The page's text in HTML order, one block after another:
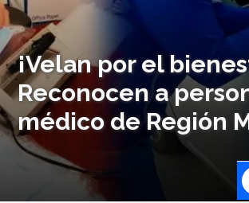
¡Velan por el
Reconocen a
médico de Región